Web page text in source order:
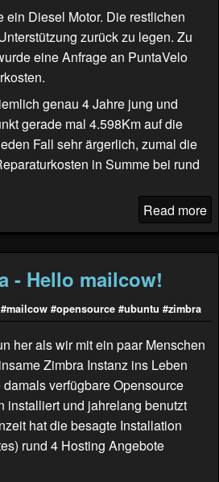
ein Diesel Motor. Die restlichen
zurück zu legen. Zu
eine Anfrage an PuntaVelo
genau 4 Jahre jung und
gerade mal 4.598Km auf die
Fall sehr ärgerlich, zumal die
in Summe bei rund
Read more
- Hello mailcow!
#mailcow #opensource #ubuntu #zimbra
her als wir mit ein paar Menschen
Zimbra Instanz ins Leben
verfügbare Opensource
installiert und jahrelang benutzt
hat die besagte Installation
rund 4 Hosting Angebote